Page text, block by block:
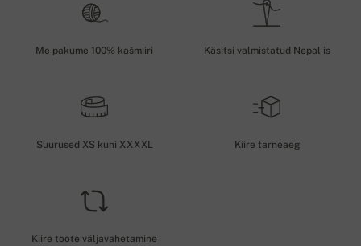
Me pakume 100% kašmiiri Käsitsi valmistatud Nepal'is
Suurused XS kuni XXXXL Kiire tarneaeg
Kiire toote väljavahetamine